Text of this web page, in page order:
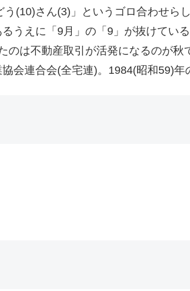
(10)さん(3)」というゴロ合わせら
うえに「9月」の「9」が抜けてい
は不動産取引が活発になるのが秋
会連合会(全宅連)。1984(昭和59)年